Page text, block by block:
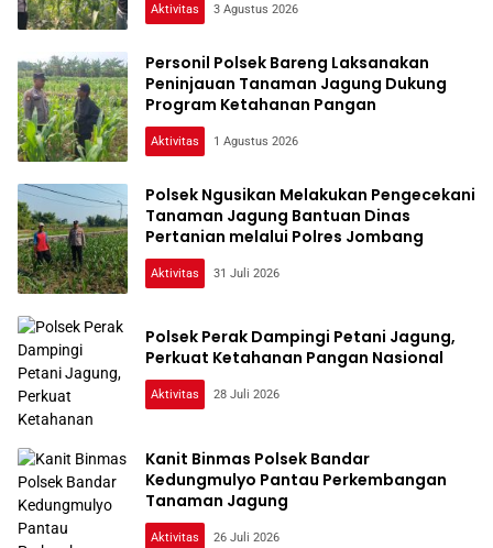
Aktivitas 3 Agustus 2026
Personil Polsek Bareng Laksanakan
Peninjauan Tanaman Jagung Dukung
Program Ketahanan Pangan
Aktivitas 1 Agustus 2026
Polsek Ngusikan Melakukan Pengecekani
Tanaman Jagung Bantuan Dinas
Pertanian melalui Polres Jombang
Aktivitas 31 Juli 2026
Polsek Perak Dampingi Petani Jagung,
Perkuat Ketahanan Pangan Nasional
Aktivitas 28 Juli 2026
Kanit Binmas Polsek Bandar
Kedungmulyo Pantau Perkembangan
Tanaman Jagung
Aktivitas 26 Juli 2026